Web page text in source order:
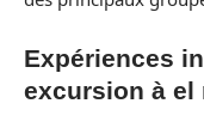
Expériences
excursion à el